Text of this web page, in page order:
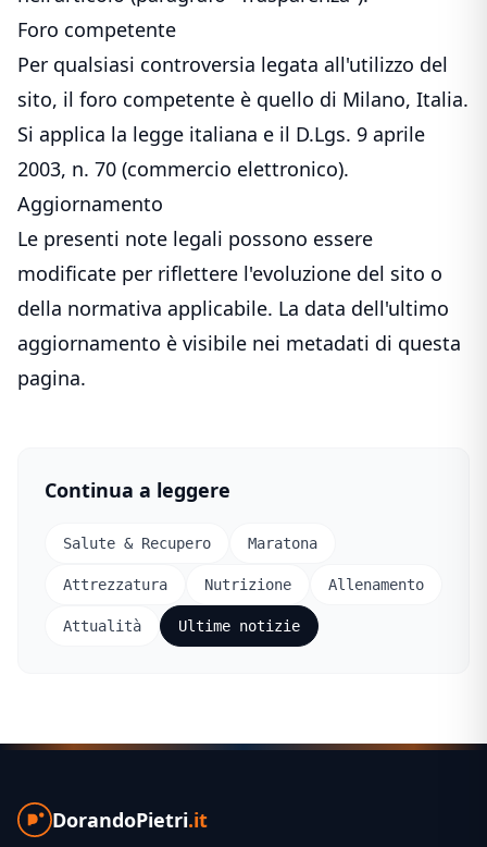
Foro competente
Per qualsiasi controversia legata all'utilizzo del
sito, il foro competente è quello di Milano, Italia.
Si applica la legge italiana e il D.Lgs. 9 aprile
2003, n. 70 (commercio elettronico).
Aggiornamento
Le presenti note legali possono essere
modificate per riflettere l'evoluzione del sito o
della normativa applicabile. La data dell'ultimo
aggiornamento è visibile nei metadati di questa
pagina.
Continua a leggere
Salute & Recupero Maratona
Attrezzatura Nutrizione Allenamento
Attualità Ultime notizie
DorandoPietri.it